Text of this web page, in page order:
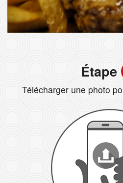
Étape
Télécharger une photo